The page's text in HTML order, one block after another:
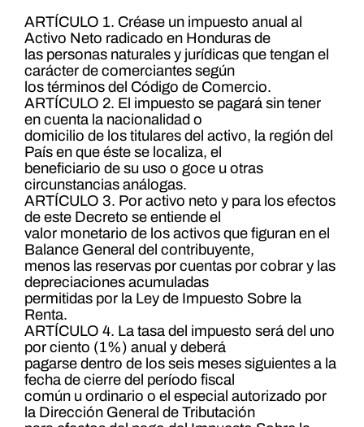
ARTÍCULO 1. Créase un impuesto anual al
Activo Neto radicado en Honduras de
las personas naturales y jurídicas que tengan el
carácter de comerciantes según
los términos del Código de Comercio.
ARTÍCULO 2. El impuesto se pagará sin tener
en cuenta la nacionalidad o
domicilio de los titulares del activo, la región del
País en que éste se localiza, el
beneficiario de su uso o goce u otras
circunstancias análogas.
ARTÍCULO 3. Por activo neto y para los efectos
de este Decreto se entiende el
valor monetario de los activos que figuran en el
Balance General del contribuyente,
menos las reservas por cuentas por cobrar y las
depreciaciones acumuladas
permitidas por la Ley de Impuesto Sobre la
Renta.
ARTÍCULO 4. La tasa del impuesto será del uno
por ciento (1%) anual y deberá
pagarse dentro de los seis meses siguientes a la
fecha de cierre del período fiscal
común u ordinario o el especial autorizado por
la Dirección General de Tributación